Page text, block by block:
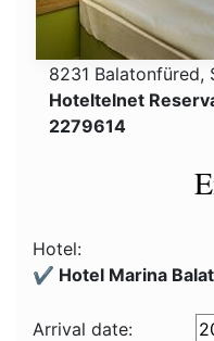
8231 Balatonfüred,
Hoteltelnet
2279614
Hotel:
✔️ Hotel Marina
Arrival date: